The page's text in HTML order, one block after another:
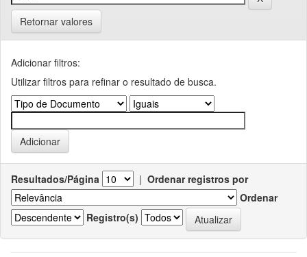
Retornar valores
Adicionar filtros:
Utilizar filtros para refinar o resultado de busca.
Resultados/Página | Ordenar registros por
Ordenar
Registro(s)